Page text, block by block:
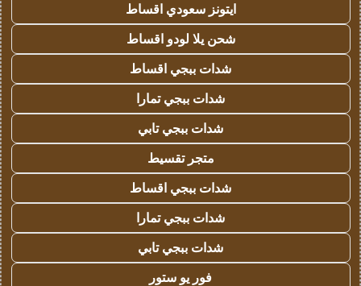
ايتونز سعودي اقساط
شحن يلا لودو اقساط
شدات ببجي اقساط
شدات ببجي تمارا
شدات ببجي تابي
متجر تقسيط
شدات ببجي اقساط
شدات ببجي تمارا
شدات ببجي تابي
فور يو ستور